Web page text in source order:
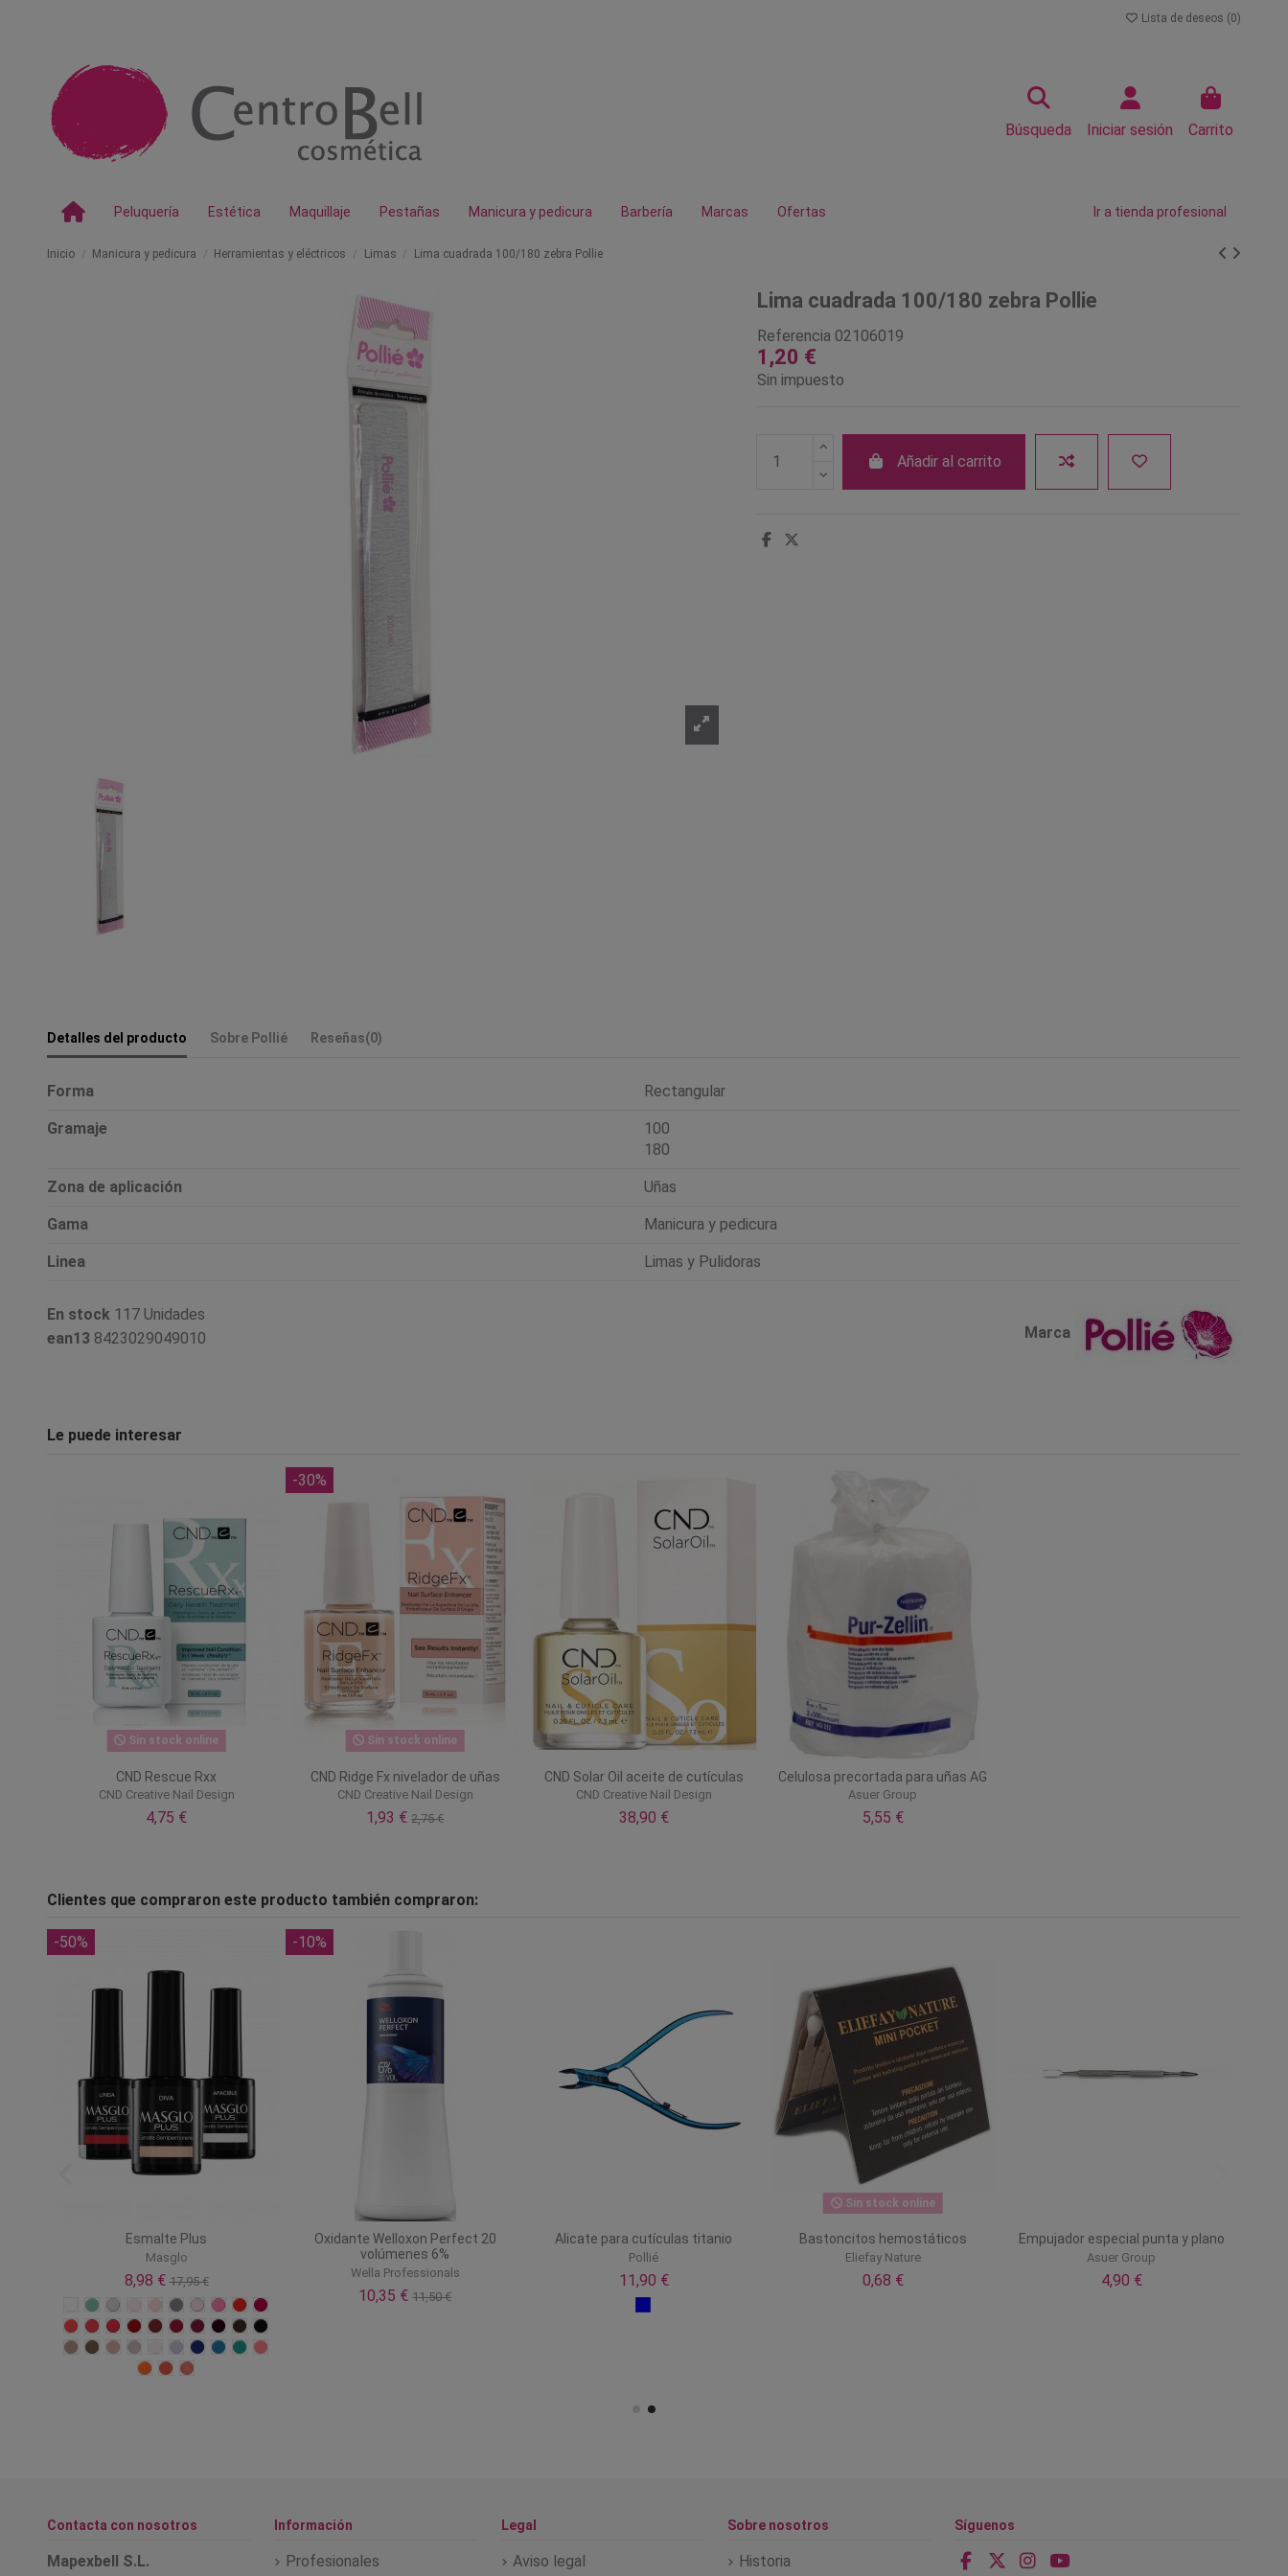
Lista de deseos (0)
Búsqueda Iniciar sesión Carrito
Peluquería Estética Maquillaje Pestañas Manicura y pedicura Barbería Marcas Ofertas Ir a tienda profesional
Inicio Manicura y pedicura Herramientas y eléctricos Limas Lima cuadrada 100/180 zebra Pollie
Lima cuadrada 100/180 zebra Pollie
Referencia 02106019
1,20 €
Sin impuesto
Añadir al carrito
Detalles del producto Sobre Pollié Reseñas(0)
Forma Rectangular
Gramaje
100
180
Zona de aplicación Uñas
Gama Manicura y pedicura
Linea Limas y Pulidoras
Marca
En stock 117 Unidades
ean13 8423029049010
Le puede interesar
Sin stock online
CND Rescue Rxx
CND Creative Nail Design
4,75 €
-30%
Sin stock online
CND Ridge Fx nivelador de uñas
CND Creative Nail Design
1,93 €2,75 €
CND Solar Oil aceite de cutículas
CND Creative Nail Design
38,90 €
Celulosa precortada para uñas AG
Asuer Group
5,55 €
Clientes que compraron este producto también compraron:
-50%
Esmalte Plus
Masglo
8,98 €17,95 €
-10%
Oxidante Welloxon Perfect 20
volúmenes 6%
Wella Professionals
10,35 €11,50 €
Alicate para cutículas titanio
Pollié
11,90 €
Sin stock online
Bastoncitos hemostáticos
Eliefay Nature
0,68 €
Empujador especial punta y plano
Asuer Group
4,90 €
Contacta con nosotros
Mapexbell S.L.
Información
Profesionales
Legal
Aviso legal
Sobre nosotros
Historia
Síguenos